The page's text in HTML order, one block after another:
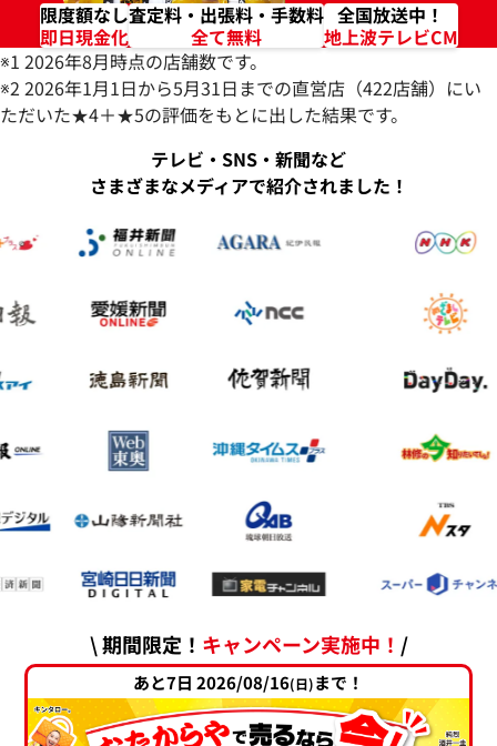
限度額なし
即日現金化
査定料・出張料・手数料
全て無料
全国放送中！
地上波テレビCM
※1 2026年8月時点の店舗数です。
※2 2026年1月1日から5月31日までの直営店（422店舗）にい
ただいた★4＋★5の評価をもとに出した結果です。
テレビ・SNS・新聞など
さまざまなメディアで紹介されました！
\ 期間限定！ キャンペーン実施中！ /
あと7日 2026/08/16(日)まで！